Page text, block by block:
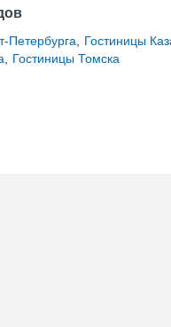
Петербурга
Гостиницы
Гостиницы Томска